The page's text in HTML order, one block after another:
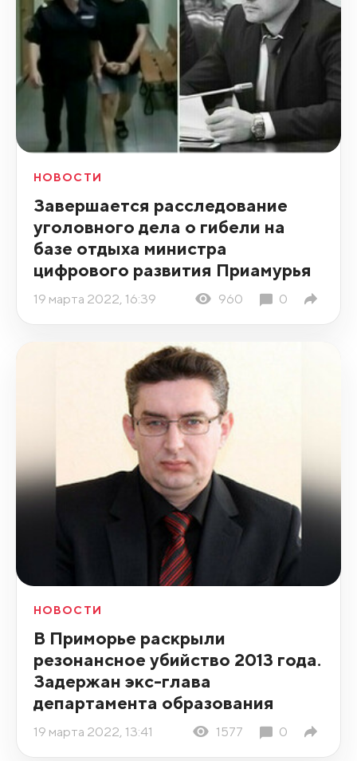
НОВОСТИ
Завершается расследование
уголовного дела о гибели на
базе отдыха министра
цифрового развития Приамурья
19 марта 2022, 16:39 960 0
НОВОСТИ
В Приморье раскрыли
резонансное убийство 2013 года.
Задержан экс-глава
департамента образования
19 марта 2022, 13:41 1577 0